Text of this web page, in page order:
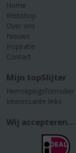
Home
Webshop
Over ons
Nieuws
Inspiratie
Contact
Mijn topSlijter
Herroepingsformulier
Interessante links
Wij accepteren...